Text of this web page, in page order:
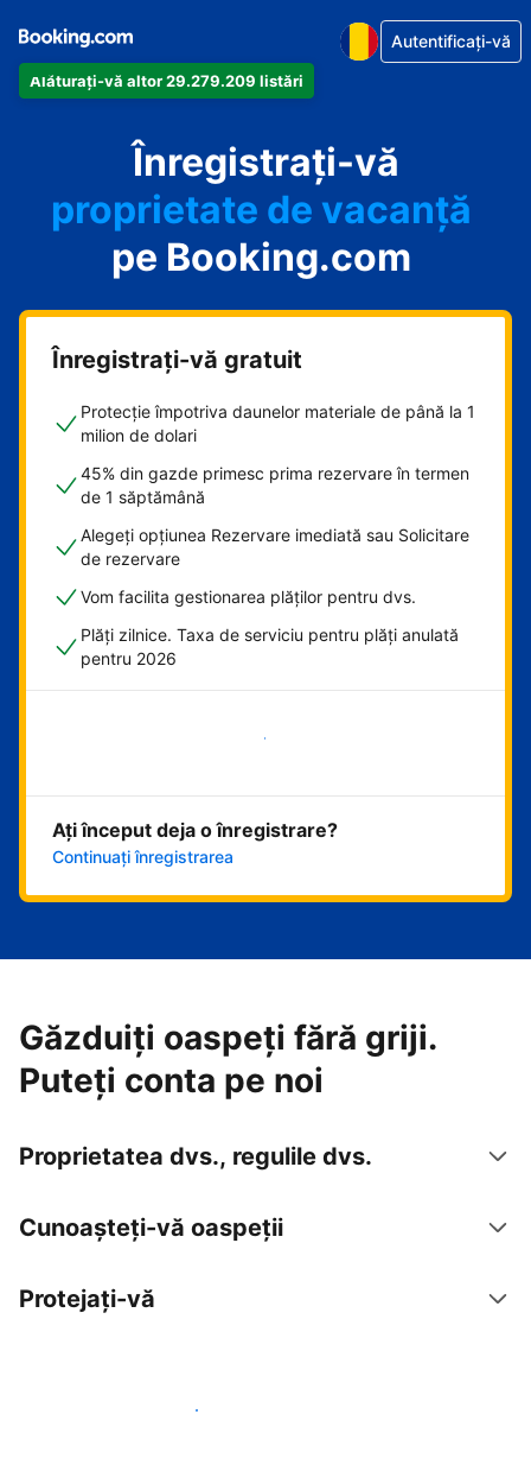
Alăturați-vă altor 29.279.209 listări
Autentificați-vă
Înregistrați-vă
apartamentul
hotelul
proprietate de vacanță
pensiunea
B&B-ul
pe Booking.com
Înregistrați-vă gratuit
Protecție împotriva daunelor materiale de până la 1
milion de dolari
45% din gazde primesc prima rezervare în termen
de 1 săptămână
Alegeți opțiunea Rezervare imediată sau Solicitare
de rezervare
Vom facilita gestionarea plăților pentru dvs.
Plăți zilnice. Taxa de serviciu pentru plăți anulată
pentru 2026
Începeți acum
Ați început deja o înregistrare?
Continuați înregistrarea
Găzduiți oaspeți fără griji.
Puteți conta pe noi
Proprietatea dvs., regulile dvs.
Cunoașteți-vă oaspeții
Protejați-vă
Găzduiți oaspeți cu noi chiar astăzi